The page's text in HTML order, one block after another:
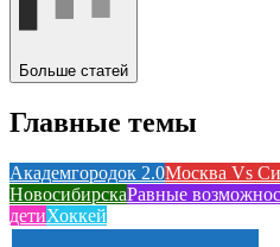
Больше статей
Главные темы
Академгородок 2.0Москва Vs
НовосибирскаРавные
детиХоккей